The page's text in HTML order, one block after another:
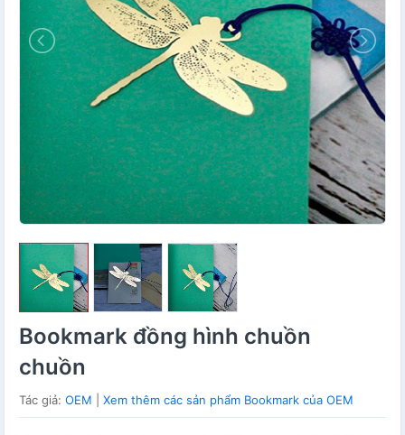
Bookmark đồng hình chuồn
chuồn
Tác giả: OEM Xem thêm các sản phẩm Bookmark của OEM